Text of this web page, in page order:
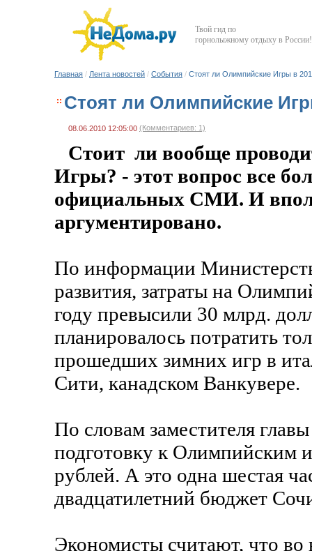
Твой гид по
горнолыжному отдыху в России!
Главная / Лента новостей / События / Стоят ли Олимпийские Игры в
Стоят ли Олимпийские
08.06.2010 12:05:00 (Комментариев: 1)
Стоит ли вообще
Игры? - этот вопрос все
официальных СМИ. И
аргументировано.
По информации
развития, затраты на
году превысили 30 млрд.
планировалось потратить
прошедших зимних игр в
Сити, канадском Ванкувере.
По словам заместителя
подготовку к Олимпийским
рублей. А это одна шестая
двадцатилетний бюджет
Экономисты считают, что во